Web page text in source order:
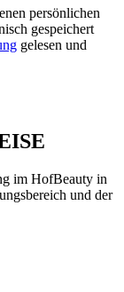
persönlichen
gespeichert
gelesen und
im HofBeauty in
und der